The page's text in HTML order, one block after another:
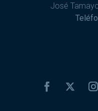
José